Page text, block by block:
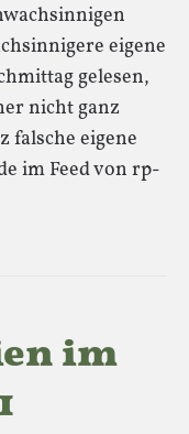
eigene
gelesen,
nicht ganz
falsche eigene
im Feed von rp-
im